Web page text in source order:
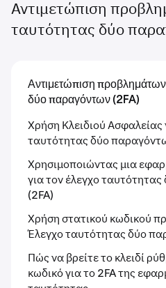
Αντιμετώπιση
ταυτότητας δύο
Αντιμετώπιση προβλημάτων
δύο παραγόντων (2FA)
Χρήση Κλειδιού Ασφαλείας
ταυτότητας δύο
Χρησιμοποιώντας μια
για τον έλεγχο
(2FA)
Χρήση στατικού κωδικού
Έλεγχο ταυτότητας δύο
Πώς να βρείτε το κλειδί
κωδικό για το 2FA της